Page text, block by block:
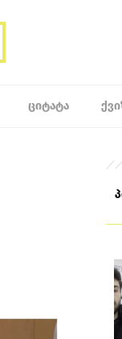
ᲪᲘᲢᲐᲢᲐ